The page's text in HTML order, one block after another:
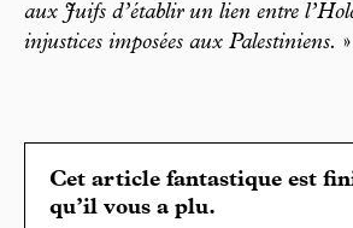
aux Juifs d’établir un lien entre
injustices imposées aux Palestiniens. »
Cet article fantastique est
qu’il vous a plu.